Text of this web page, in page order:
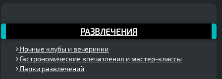
РАЗВЛЕЧЕНИЯ
Ночные клубы и вечеринки
Гастрономические впечатления и мастер-классы
Парки развлечений